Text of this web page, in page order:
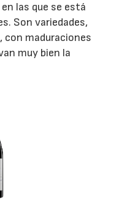
las que se está
Son variedades,
con maduraciones
muy bien la